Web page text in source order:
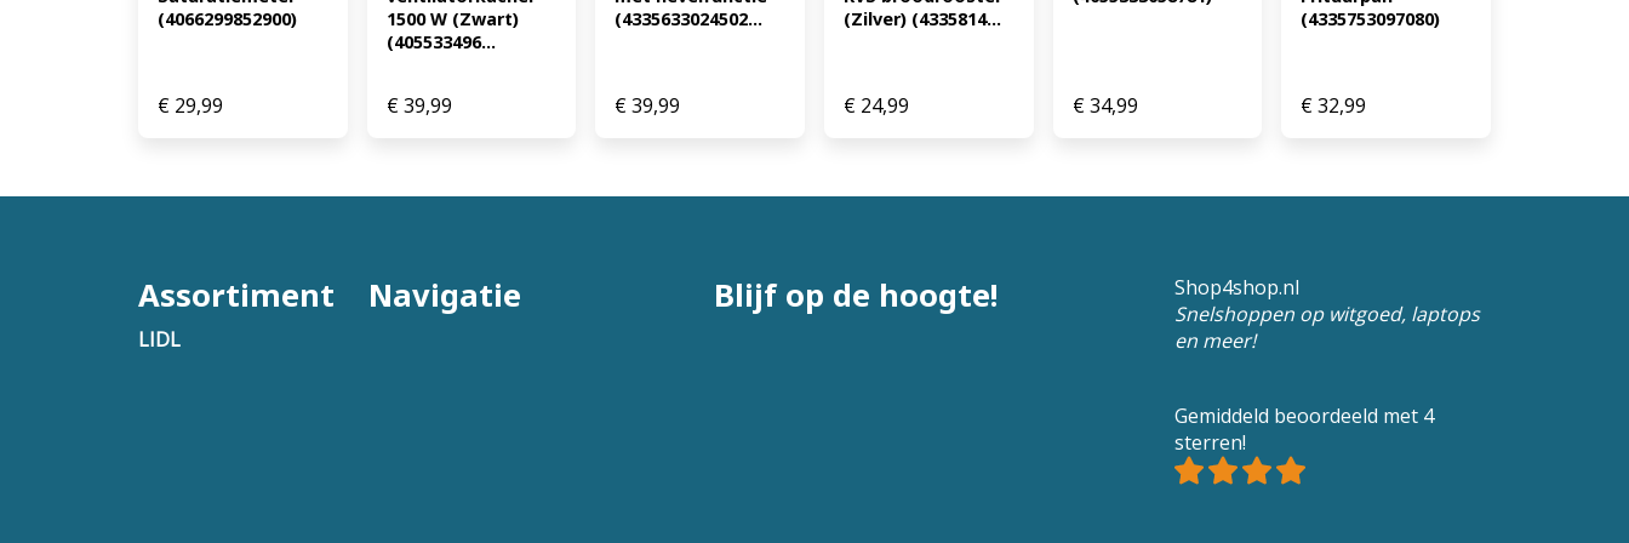
(4066299852900)
€ 29,99
1500 W (Zwart)
(405533496...
€39,99
(4335633024502...
€39,99
(Zilver) (4335814...
€24,99 €34,99
(4335753097080)
€32,99
Assortiment
LIDL
Navigatie Blijf op de hoogte!
Shop4shop.nl
Snelshoppen op witgoed, laptops
en meer!
Gemiddeld beoordeeld met 4
sterren!